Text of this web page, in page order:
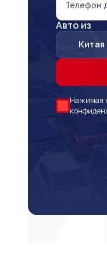
Телефон
Авто из
Китая
Нажимая